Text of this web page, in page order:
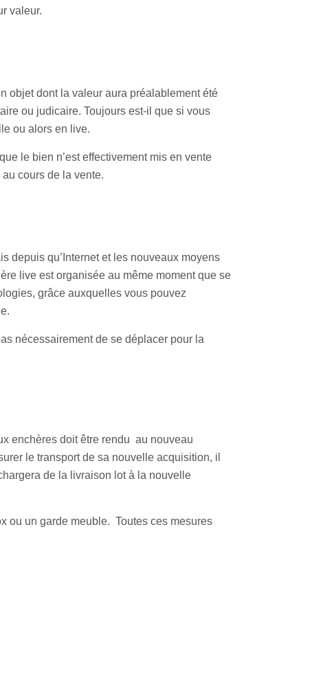
valeur.
objet dont la valeur aura préalablement été
ou judicaire. Toujours est-il que si vous
ou alors en live.
le bien n’est effectivement mis en vente
cours de la vente.
depuis qu’Internet et les nouveaux moyens
live est organisée au même moment que se
grâce auxquelles vous pouvez
nécessairement de se déplacer pour la
enchères doit être rendu au nouveau
le transport de sa nouvelle acquisition, il
de la livraison lot à la nouvelle
ou un garde meuble. Toutes ces mesures